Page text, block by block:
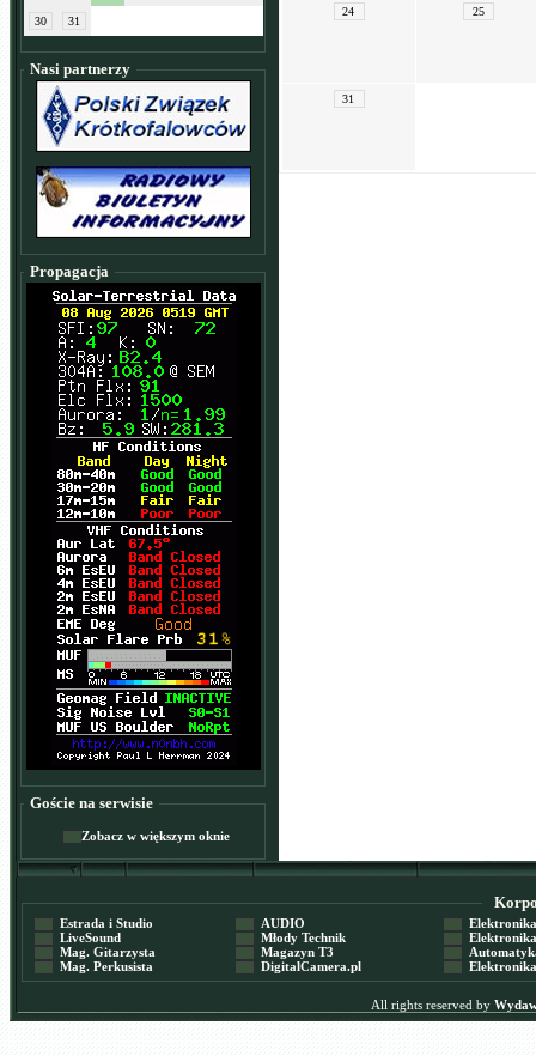
30 31
Nasi partnerzy
Propagacja
Goście na serwisie
Zobacz w większym oknie
24 25
31
Estrada i Studio
LiveSound
Mag. Gitarzysta
Mag. Perkusista
AUDIO
Młody Technik
Magazyn T3
DigitalCamera.pl
Elektronika
Elektronika
Automatyka
Elektronika
All rights reserved by